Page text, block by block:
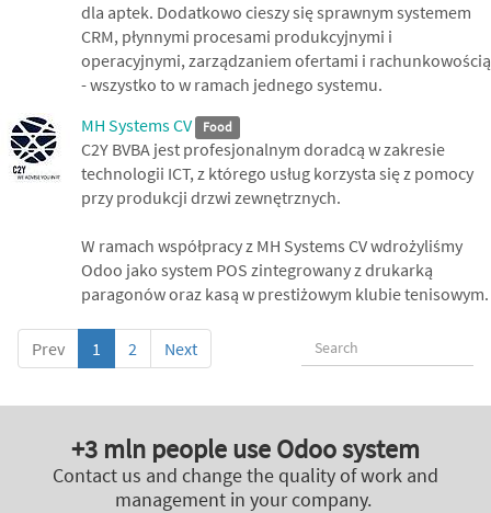
dla aptek. Dodatkowo cieszy się sprawnym systemem
CRM, płynnymi procesami produkcyjnymi i
operacyjnymi, zarządzaniem ofertami i rachunkowością
- wszystko to w ramach jednego systemu.
MH Systems CV
Food
C2Y BVBA jest profesjonalnym doradcą w zakresie
technologii ICT, z którego usług korzysta się z pomocy
przy produkcji drzwi zewnętrznych.
W ramach współpracy z MH Systems CV wdrożyliśmy
Odoo jako system POS zintegrowany z drukarką
paragonów oraz kasą w prestiżowym klubie tenisowym.
Prev 1 2 Next
+3 mln people use Odoo system
Contact us and change the quality of work and
management in your company.